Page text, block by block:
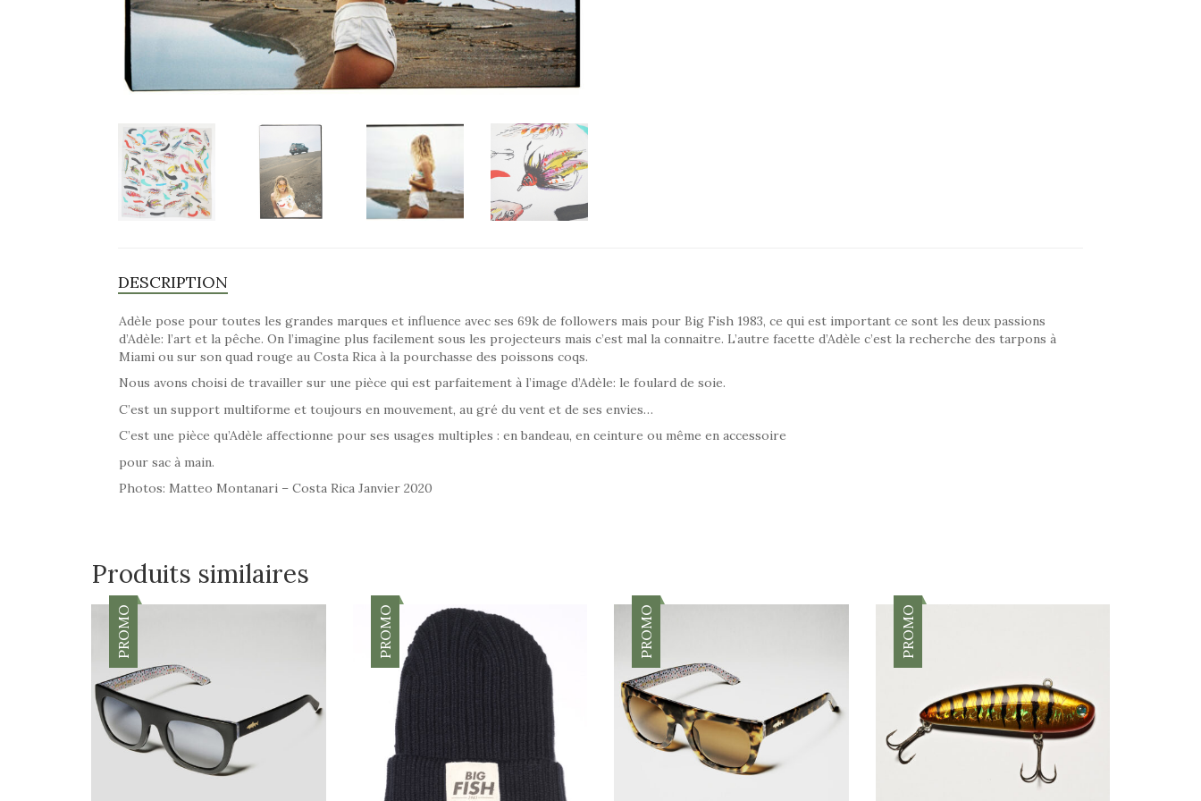
DESCRIPTION
Adèle pose pour toutes les grandes marques et influence avec ses 69k de followers mais pour Big Fish 1983, ce qui est important ce sont les deux passions
d’Adèle: l’art et la pêche. On l’imagine plus facilement sous les projecteurs mais c’est mal la connaitre. L’autre facette d’Adèle c’est la recherche des tarpons à
Miami ou sur son quad rouge au Costa Rica à la pourchasse des poissons coqs.
Nous avons choisi de travailler sur une pièce qui est parfaitement à l’image d’Adèle: le foulard de soie.
C’est un support multiforme et toujours en mouvement, au gré du vent et de ses envies…
C’est une pièce qu’Adèle affectionne pour ses usages multiples : en bandeau, en ceinture ou même en accessoire
pour sac à main.
Photos: Matteo Montanari – Costa Rica Janvier 2020
Produits similaires
PROMO PROMO PROMO PROMO